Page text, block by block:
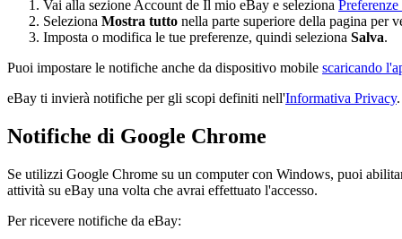
Vai alla sezione Account de Il mio eBay e seleziona
Seleziona Mostra tutto nella parte superiore della pagina per
Imposta o modifica le tue preferenze, quindi seleziona Salva.
Puoi impostare le notifiche anche da dispositivo mobile scaricando
eBay ti invierà notifiche per gli scopi definiti nell'Informativa Privacy
Notifiche di Google Chrome
Se utilizzi Google Chrome su un computer con Windows, puoi
attività su eBay una volta che avrai effettuato l'accesso.
Per ricevere notifiche da eBay: